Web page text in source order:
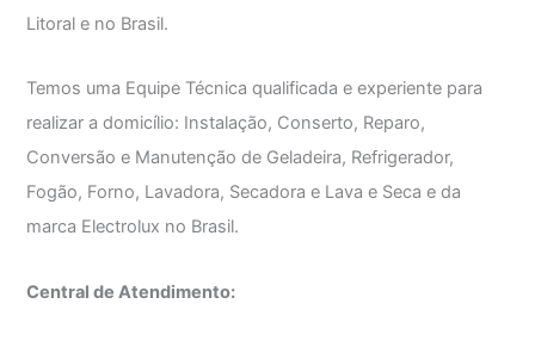
Litoral e no Brasil.
Temos uma Equipe Técnica qualificada e experiente para
realizar a domicílio: Instalação, Conserto, Reparo,
Conversão e Manutenção de Geladeira, Refrigerador,
Fogão, Forno, Lavadora, Secadora e Lava e Seca e da
marca Electrolux no Brasil.
Central de Atendimento: